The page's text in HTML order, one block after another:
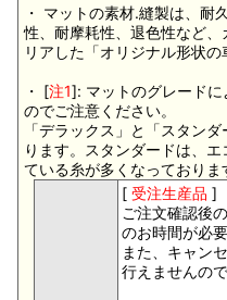
・ マットの素材.縫製は、耐
性、耐摩耗性、退色性など
リアした「オリジナル形状の
・ [注1]: マットのグレード
のでご注意ください。
「デラックス」と「スタン
ります。スタンダードは、
ている糸が多くなっておりま
[ 受注生産品 ]
ご注文確認後
のお時間が必
また、キャン
行えませんの